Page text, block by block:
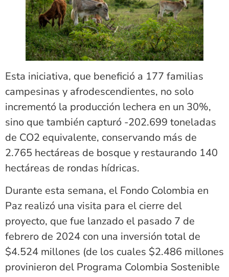
Esta iniciativa, que benefició a 177 familias
campesinas y afrodescendientes, no solo
incrementó la producción lechera en un 30%,
sino que también capturó -202.699 toneladas
de CO2 equivalente, conservando más de
2.765 hectáreas de bosque y restaurando 140
hectáreas de rondas hídricas.
Durante esta semana, el Fondo Colombia en
Paz realizó una visita para el cierre del
proyecto, que fue lanzado el pasado 7 de
febrero de 2024 con una inversión total de
$4.524 millones (de los cuales $2.486 millones
provinieron del Programa Colombia Sostenible